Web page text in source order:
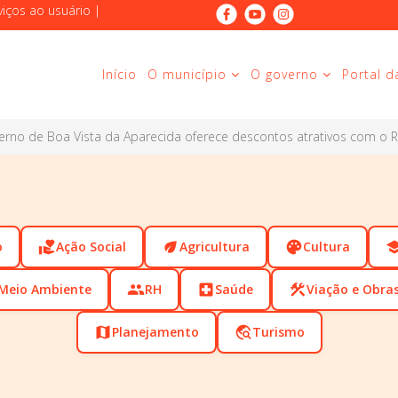
ao usuário |
Início O município O governo Portal
de Boa Vista da Aparecida oferece descontos atrativos com o
volunteer_activismAção Social ecoAgricultura paletteCultura
Ambiente peopleRH local_hospitalSaúde constructionViação e
map Planejamento travel_exploreTurismo